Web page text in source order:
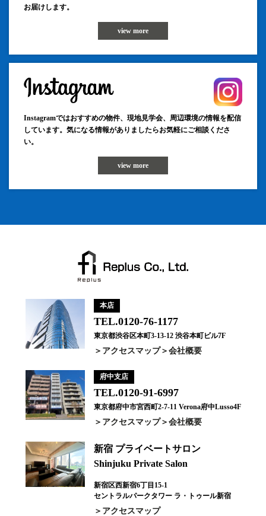
お届けします。
view more
Instagramではおすすめの物件、現地見学会、周辺環境の情報を配信
しています。気になる情報がありましたらお気軽にご相談くださ
い。
view more
本店
TEL.0120-76-1177
東京都渋谷区本町3-13-12 渋谷本町ビル7F
アクセスマップ 会社概要
府中支店
TEL.0120-91-6997
東京都府中市宮西町2-7-11 Verona府中Lusso4F
アクセスマップ 会社概要
新宿 プライベートサロン
Shinjuku Private Salon
新宿区西新宿6丁目15-1
セントラルパークタワー ラ・トゥール新宿
アクセスマップ